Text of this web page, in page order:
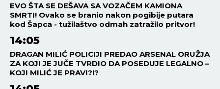
EVO ŠTA SE DEŠAVA SA VOZAČEM KAMIONA
SMRTI! Ovako se branio nakon pogibije putara
kod Šapca - tužilaštvo odmah zatražilo pritvor!
14:05
DRAGAN MILIĆ POLICIJI PREDAO ARSENAL ORUŽJA
ZA KOJI JE JUČE TVRDIO DA POSEDUJE LEGALNO –
KOJI MILIĆ JE PRAVI?!?